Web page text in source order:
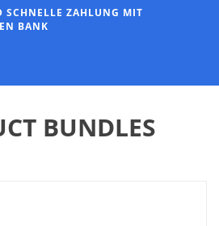
SCHNELLE ZAHLUNG MIT
BANK
BUNDLES